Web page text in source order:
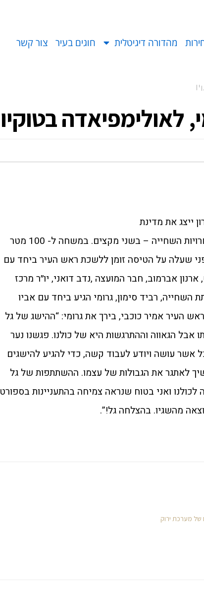
מהדורה דיגיטלית חוגים בעיר צור קשר
לאולימפיאדה בטוקיו
מהוד השרון ייצג את מדינת
ישראל באולימפיאדת טוקיו, בתחרויות השחייה – בשני מקצים. במשחה ל- 100 מטר
רגע לפני שעלה על הטיסה זומן ללשכת ראש העיר ביחד עם
אברמוב, חבר המועצה ,נדב דואני, יו״ר מרכז
השחייה, רביד סימון, גרומי הגיע ביחד עם אביו
העיר אמיר כוכבי, בירך את גרומי: “ההישג של גל
הגאווה וההתרגשות היא של כולנו. פגשנו נער
אשר עושה ויודע לעבוד קשה, כדי להגיע להישגים
לאתגר את הגבולות של עצמו. ההשתתפות של גל
ואני בטוח שנראה צמיחה בהתעניינות בספורט
מהשגיו. בהצלחה גל!”.
של מערכת ירוק